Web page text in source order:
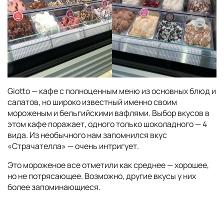
Giotto — кафе с полноценным меню из основных блюд и
салатов, но широко известный именно своим
мороженым и бельгийскими вафлями. Выбор вкусов в
этом кафе поражает, одного только шоколадного — 4
вида. Из необычного нам запомнился вкус
«Страчателла» — очень интригует.
Это мороженое все отметили как среднее — хорошее,
но не потрясающее. Возможно, другие вкусы у них
более запоминающиеся.